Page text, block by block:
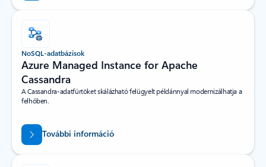
NoSQL-adatbázisok
Azure Managed Instance for Apache
Cassandra
A Cassandra-adatfürtöket skálázható felügyelt példánnyal modernizálhatja a
felhőben.
További információ